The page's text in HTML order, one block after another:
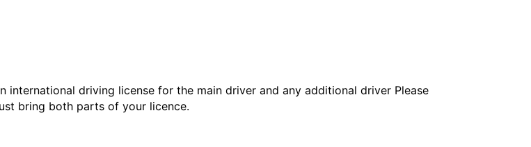
driving license for the main driver and any additional driver Please
bring both parts of your licence.